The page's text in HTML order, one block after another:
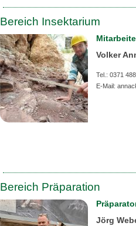
Bereich Insektarium
Volker
Tel.: 0371
E-Mail:
Bereich Präparation
Jörg